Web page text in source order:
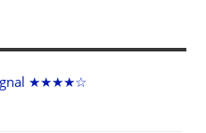
★★★★☆